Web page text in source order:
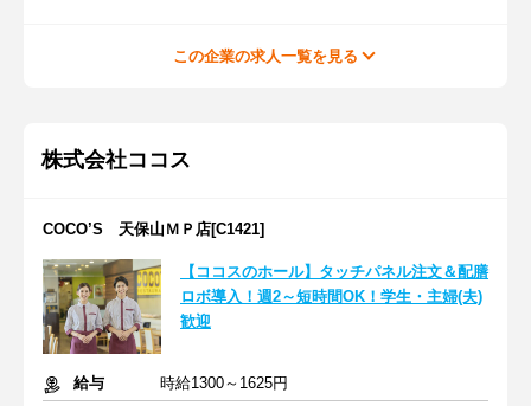
この企業の求人一覧を見る
株式会社ココス
COCO’S 天保山ＭＰ店[C1421]
【ココスのホール】タッチパネル注文＆配膳
ロボ導入！週2～短時間OK！学生・主婦(夫)
歓迎
給与
時給1300～1625円